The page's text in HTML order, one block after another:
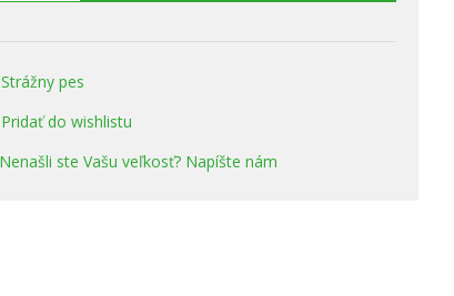
Strážny pes
Pridať do wishlistu
Nenašli ste Vašu veľkosť? Napíšte nám